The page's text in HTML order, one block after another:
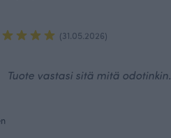
(31.05.2026)
Tuote vastasi sitä mitä odotinkin.